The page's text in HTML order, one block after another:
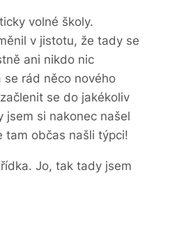
volné školy.
v jistotu, že tady se
ani nikdo nic
se rád něco nového
se do jakékoliv
jsem si nakonec našel
tam občas našli týpci!
Jo, tak tady jsem